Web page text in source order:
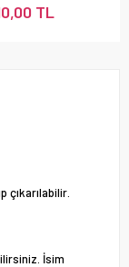
TL
çıkarılabilir.
İsim